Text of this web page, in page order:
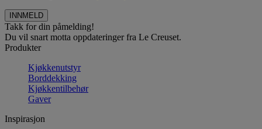
Takk for din påmelding!
Du vil snart motta oppdateringer fra Le Creuset.
Produkter
Kjøkkenutstyr
Borddekking
Kjøkkentilbehør
Gaver
Inspirasjon